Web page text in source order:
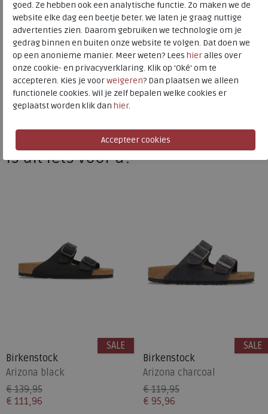
Birkenstock
Toon alles vanBirkenstock
Naar alleslippers
Naar alleBirkenstock slippers
Is dit iets voor u?
Birkenstock
Arizona black
€ 139,95
€ 111,96
SALE
Birkenstock
Arizona charcoal
€ 119,95
€ 95,96
SALE
goed. Ze hebben ook een analytische functie. Zo maken we de
website elke dag een beetje beter. We laten je graag nuttige
advertenties zien. Daarom gebruiken we technologie om je
gedrag binnen en buiten onze website te volgen. Dat doen we
op een anonieme manier. Meer weten? Lees hieralles over
onze cookie- en privacyverklaring. Klik op 'Oké' om te
accepteren. Kies je voorweigeren? Dan plaatsen we alleen
functionele cookies. Wil je zelf bepalen welke cookies er
geplaatst worden klik dan hier.